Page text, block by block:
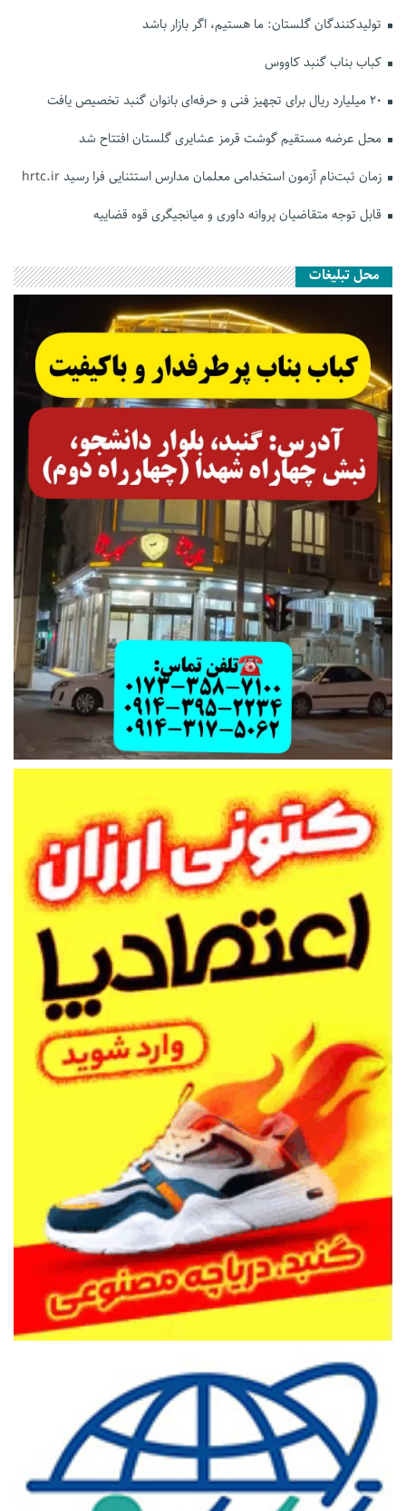
تولیدکنندگان گلستان: ما هستیم، اگر بازار باشد
کباب بناب گنبد کاووس
محل عرضه مستقیم گوشت قرمز عشایری گلستان افتتاح شد
زمان ثبت‌نام آزمون استخدامی معلمان مدارس استثنایی فرا رسید hrtc.ir
قابل توجه متقاضیان پروانه داوری و میانجیگری قوه قضاییه
محل تبلیغات